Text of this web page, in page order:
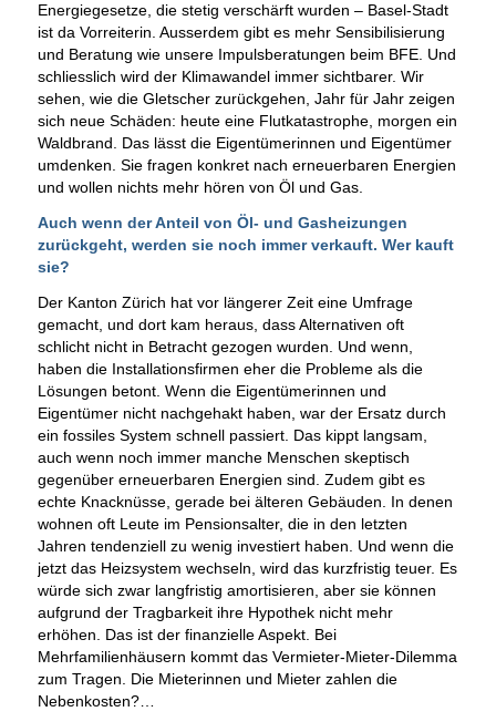
Energiegesetze, die stetig verschärft wurden – Basel-Stadt
ist da Vorreiterin. Ausserdem gibt es mehr Sensibilisierung
und Beratung wie unsere Impulsberatungen beim BFE. Und
schliesslich wird der Klimawandel immer sichtbarer. Wir
sehen, wie die Gletscher zurückgehen, Jahr für Jahr zeigen
sich neue Schäden: heute eine Flutkatastrophe, morgen ein
Waldbrand. Das lässt die Eigentümerinnen und Eigentümer
umdenken. Sie fragen konkret nach erneuerbaren Energien
und wollen nichts mehr hören von Öl und Gas.
Auch wenn der Anteil von Öl- und Gasheizungen
zurückgeht, werden sie noch immer verkauft. Wer kauft
sie?
Der Kanton Zürich hat vor längerer Zeit eine Umfrage
gemacht, und dort kam heraus, dass Alternativen oft
schlicht nicht in Betracht gezogen wurden. Und wenn,
haben die Installationsfirmen eher die Probleme als die
Lösungen betont. Wenn die Eigentümerinnen und
Eigentümer nicht nachgehakt haben, war der Ersatz durch
ein fossiles System schnell passiert. Das kippt langsam,
auch wenn noch immer manche Menschen skeptisch
gegenüber erneuerbaren Energien sind. Zudem gibt es
echte Knacknüsse, gerade bei älteren Gebäuden. In denen
wohnen oft Leute im Pensionsalter, die in den letzten
Jahren tendenziell zu wenig investiert haben. Und wenn die
jetzt das Heizsystem wechseln, wird das kurzfristig teuer. Es
würde sich zwar langfristig amortisieren, aber sie können
aufgrund der Tragbarkeit ihre Hypothek nicht mehr
erhöhen. Das ist der finanzielle Aspekt. Bei
Mehrfamilienhäusern kommt das Vermieter-Mieter-Dilemma
zum Tragen. Die Mieterinnen und Mieter zahlen die
Nebenkosten?…